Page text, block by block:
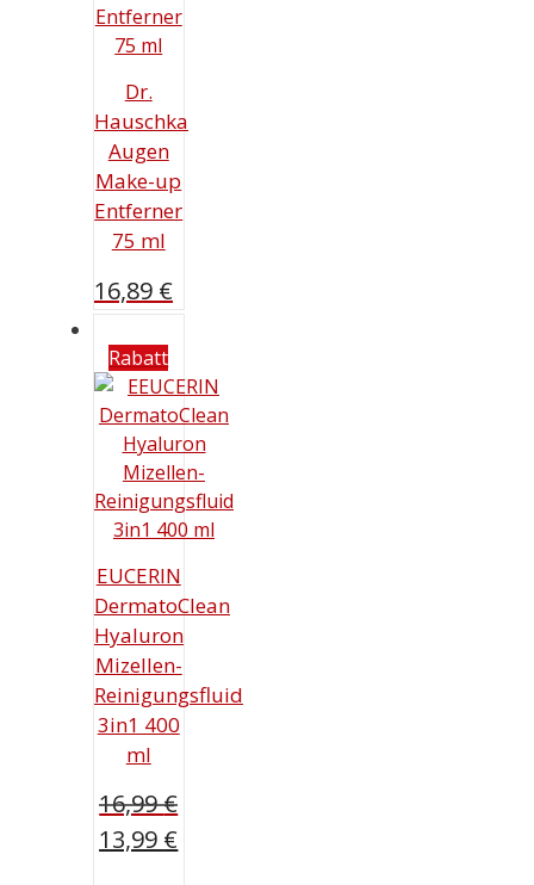
Dr.
Hauschka
Augen
Make-up
Entferner
75 ml
16,89 €
Rabatt
EUCERIN
DermatoClean
Hyaluron
Mizellen-
Reinigungsfluid
3in1 400
ml
16,99€
Ursprünglicher
13,99 €